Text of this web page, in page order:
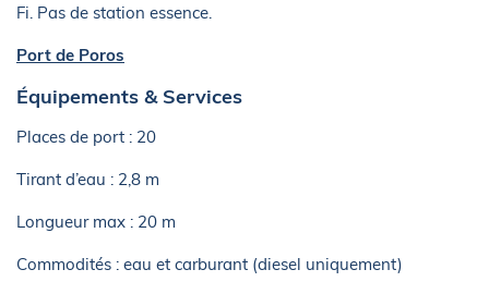
Fi. Pas de station essence.
Port de Poros
Équipements & Services
Places de port : 20
Tirant d’eau : 2,8 m
Longueur max : 20 m
Commodités : eau et carburant (diesel uniquement)